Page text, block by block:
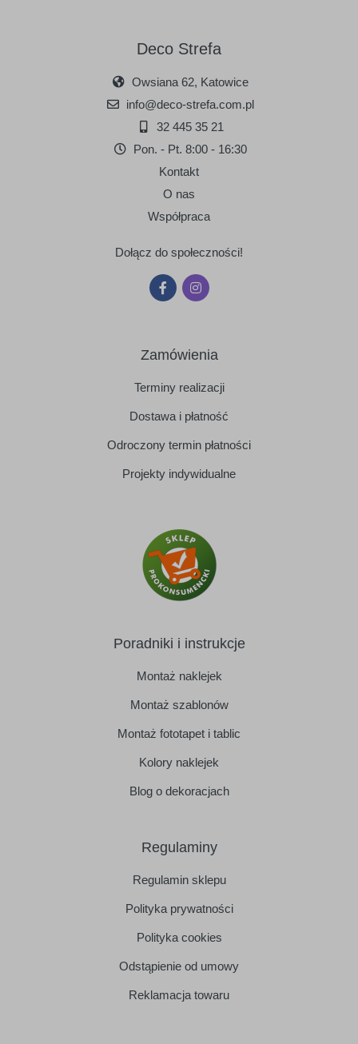
Deco Strefa
Owsiana 62, Katowice
info@deco-strefa.com.pl
32 445 35 21
Pon. - Pt. 8:00 - 16:30
Kontakt
O nas
Współpraca
Dołącz do społeczności!
Zamówienia
Terminy realizacji
Dostawa i płatność
Odroczony termin płatności
Projekty indywidualne
Poradniki i instrukcje
Montaż naklejek
Montaż szablonów
Montaż fototapet i tablic
Kolory naklejek
Blog o dekoracjach
Regulaminy
Regulamin sklepu
Polityka prywatności
Polityka cookies
Odstąpienie od umowy
Reklamacja towaru